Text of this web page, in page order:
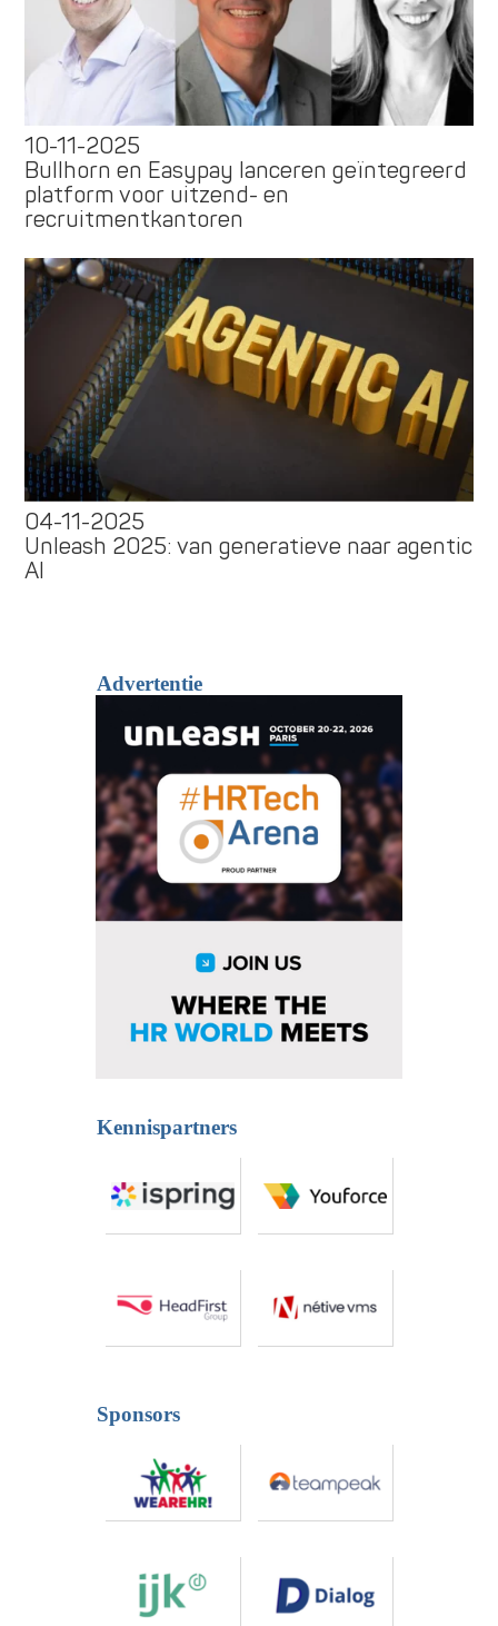
10-11-2025
Bullhorn en Easypay lanceren geïntegreerd
platform voor uitzend- en
recruitmentkantoren
04-11-2025
Unleash 2025: van generatieve naar agentic
AI
Advertentie
Kennispartners
Sponsors